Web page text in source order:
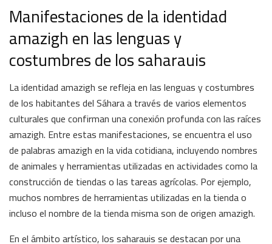
Manifestaciones de la identidad
amazigh en las lenguas y
costumbres de los saharauis
La identidad amazigh se refleja en las lenguas y costumbres
de los habitantes del Sáhara a través de varios elementos
culturales que confirman una conexión profunda con las raíces
amazigh. Entre estas manifestaciones, se encuentra el uso
de palabras amazigh en la vida cotidiana, incluyendo nombres
de animales y herramientas utilizadas en actividades como la
construcción de tiendas o las tareas agrícolas. Por ejemplo,
muchos nombres de herramientas utilizadas en la tienda o
incluso el nombre de la tienda misma son de origen amazigh.
En el ámbito artístico, los saharauis se destacan por una